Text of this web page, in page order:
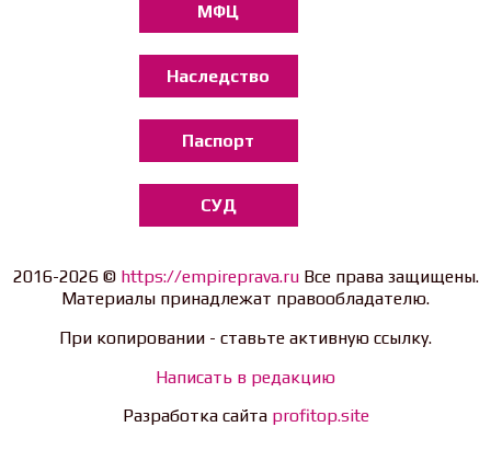
МФЦ
Наследство
Паспорт
СУД
2016-2026 © https://empireprava.ruВсе права защищены.
Материалы принадлежат правообладателю.
При копировании - ставьте активную ссылку.
Написать в редакцию
Разработка сайта profitop.site